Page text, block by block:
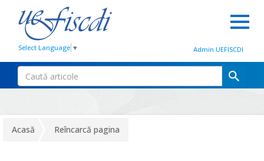
Select Language ▼ Admin UEFISCDI
Acasă Reîncarcă pagina